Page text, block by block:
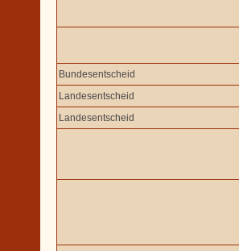
Bundesentscheid
Landesentscheid
Landesentscheid